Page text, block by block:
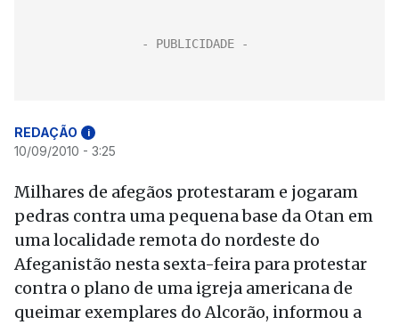
REDAÇÃO i
10/09/2010 - 3:25
Milhares de afegãos protestaram e jogaram
pedras contra uma pequena base da Otan em
uma localidade remota do nordeste do
Afeganistão nesta sexta-feira para protestar
contra o plano de uma igreja americana de
queimar exemplares do Alcorão, informou a